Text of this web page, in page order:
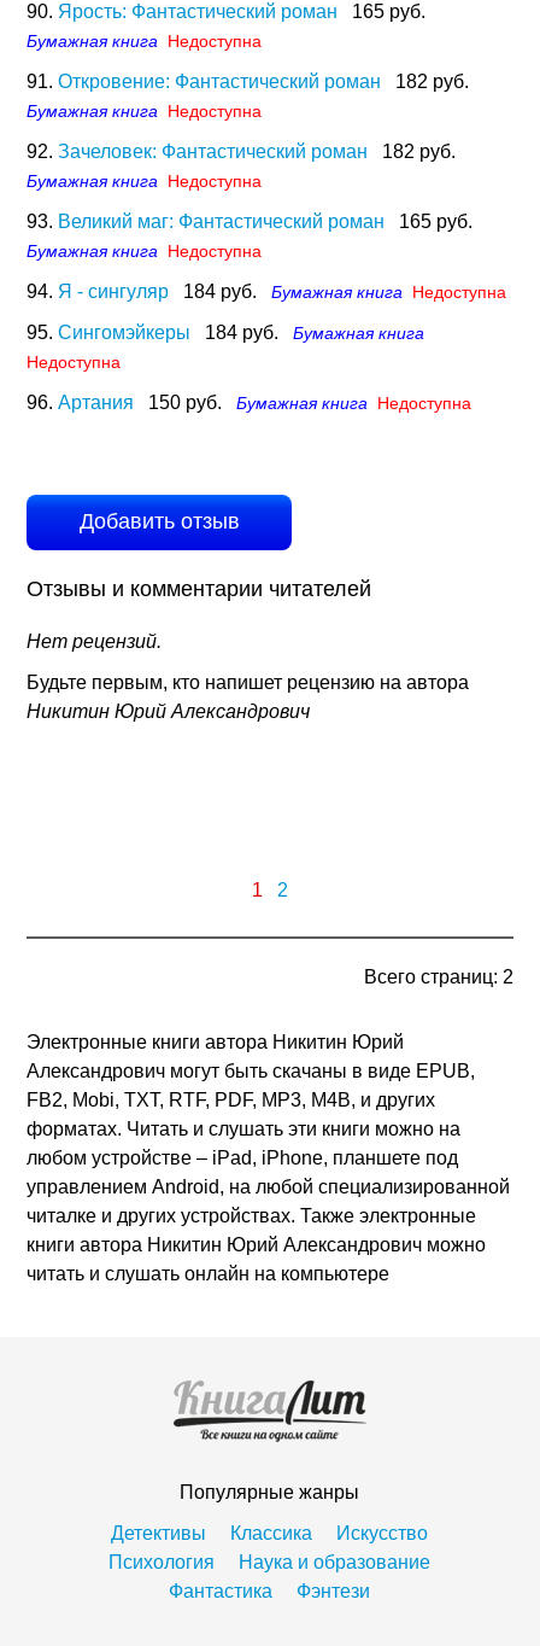
90. Ярость: Фантастический роман 165 руб.
Бумажная книга Недоступна
91. Откровение: Фантастический роман 182 руб.
Бумажная книга Недоступна
92. Зачеловек: Фантастический роман 182 руб.
Бумажная книга Недоступна
93. Великий маг: Фантастический роман 165 руб.
Бумажная книга Недоступна
94. Я - сингуляр 184 руб. Бумажная книга Недоступна
95. Сингомэйкеры 184 руб.
Бумажная книга
Недоступна
96. Артания 150 руб. Бумажная книга Недоступна
Добавить отзыв
Отзывы и комментарии читателей
Нет рецензий.
Будьте первым, кто напишет рецензию на автора
Никитин Юрий Александрович
1 2
Всего страниц: 2
Электронные книги автора Никитин Юрий
Александрович могут быть скачаны в виде EPUB,
FB2, Mobi, TXT, RTF, PDF, MP3, M4B, и других
форматах. Читать и слушать эти книги можно на
любом устройстве – iPad, iPhone, планшете под
управлением Android, на любой специализированной
читалке и других устройствах. Также электронные
книги автора Никитин Юрий Александрович можно
читать и слушать онлайн на компьютере
Популярные жанры
Детективы
Классика
Искусство
Психология
Наука и образование
Фантастика
Фэнтези